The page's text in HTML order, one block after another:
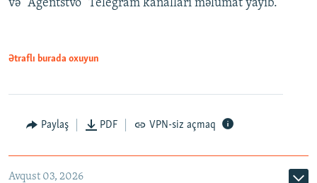
və "Agentstvo" Telegram kanalları məlumat yayıb.
Ətraflı burada oxuyun
Paylaş PDF VPN-siz açmaq
Avqust 03, 2026